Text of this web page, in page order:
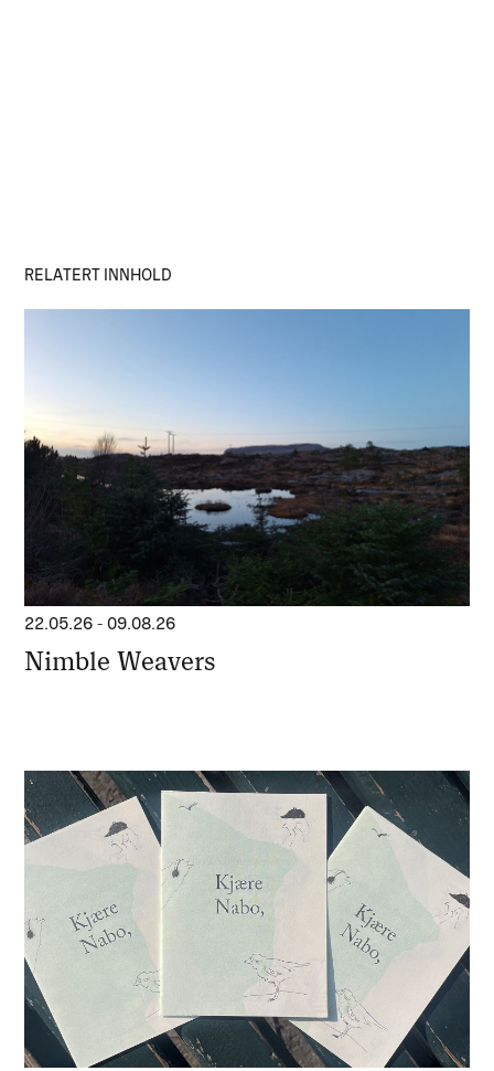
RELATERT INNHOLD
22.05.26 -09.08.26
Nimble Weavers